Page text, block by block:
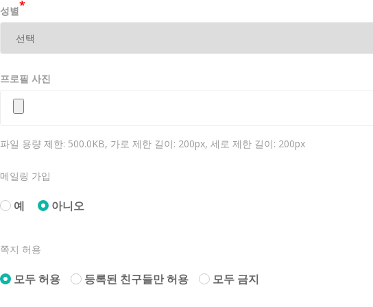
보호를 위하여 이용자 자신이 선정한 문자와 숫자의 조합.
6. 탈퇴 : 회원이 이용계약을 종료시키는 행위.
제 2 장 서비스 제공 및 이용
제 5 조 (이용계약의 성립)
GRUPOADSTRA의 회원가입을 위해 제공하는 소정의 가입신청 양식에서 요
항을 기록하여 가입을 완료하는 것으로 성립됩니다.
습니다.
1) 다른 사람의 명의를 사용하여 신청하였을 때
성별*
프로필 사진
파일 용량 제한: 500.0KB, 가로 제한 길이: 200px, 세로 제한 길이: 200px
메일링 가입
예 아니오
쪽지 허용
모두 허용 등록된 친구들만 허용 모두 금지